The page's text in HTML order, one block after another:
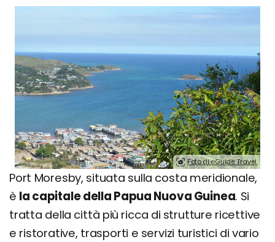
Foto di eGuide Travel.
Port Moresby, situata sulla costa meridionale,
è la capitale della Papua Nuova Guinea. Si
tratta della città più ricca di strutture ricettive
e ristorative, trasporti e servizi turistici di vario